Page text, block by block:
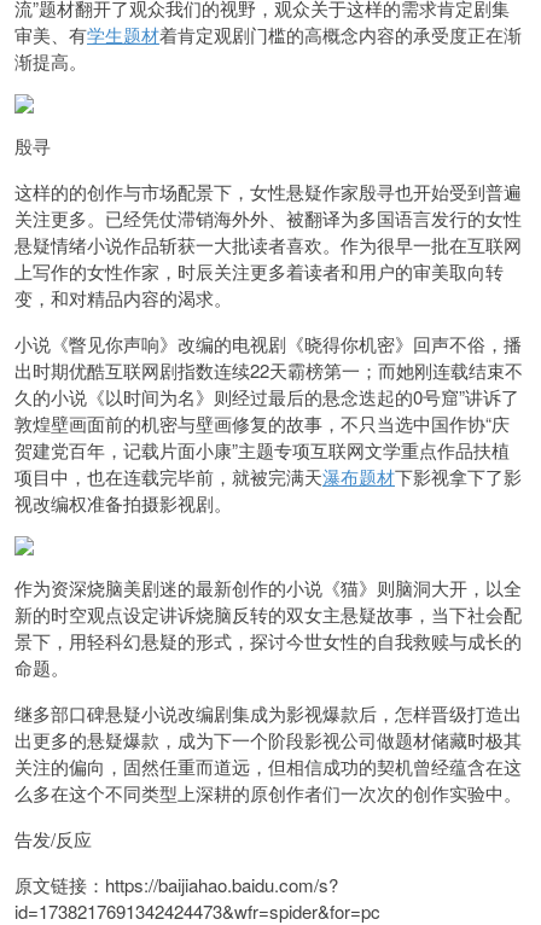
流”题材翻开了观众我们的视野，观众关于这样的需求肯定剧集
审美、有学生题材着肯定观剧门槛的高概念内容的承受度正在渐
渐提高。
殷寻
这样的的创作与市场配景下，女性悬疑作家殷寻也开始受到普遍
关注更多。已经凭仗滞销海外外、被翻译为多国语言发行的女性
悬疑情绪小说作品斩获一大批读者喜欢。作为很早一批在互联网
上写作的女性作家，时辰关注更多着读者和用户的审美取向转
变，和对精品内容的渴求。
小说《瞥见你声响》改编的电视剧《晓得你机密》回声不俗，播
出时期优酷互联网剧指数连续22天霸榜第一；而她刚连载结束不
久的小说《以时间为名》则经过最后的悬念迭起的0号窟”讲诉了
敦煌壁画面前的机密与壁画修复的故事，不只当选中国作协“庆
贺建党百年，记载片面小康”主题专项互联网文学重点作品扶植
项目中，也在连载完毕前，就被完满天瀑布题材下影视拿下了影
视改编权准备拍摄影视剧。
作为资深烧脑美剧迷的最新创作的小说《猫》则脑洞大开，以全
新的时空观点设定讲诉烧脑反转的双女主悬疑故事，当下社会配
景下，用轻科幻悬疑的形式，探讨今世女性的自我救赎与成长的
命题。
继多部口碑悬疑小说改编剧集成为影视爆款后，怎样晋级打造出
出更多的悬疑爆款，成为下一个阶段影视公司做题材储藏时极其
关注的偏向，固然任重而道远，但相信成功的契机曾经蕴含在这
么多在这个不同类型上深耕的原创作者们一次次的创作实验中。
告发/反应
原文链接：https://baijiahao.baidu.com/s?
id=1738217691342424473&wfr=spider&for=pc